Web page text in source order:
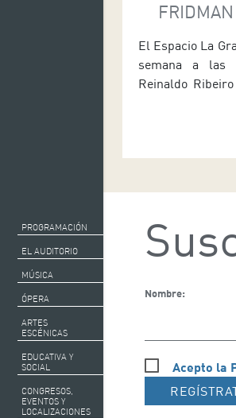
PROGRAMACIÓN
EL AUDITORIO
MÚSICA
ÓPERA
ARTES
ESCÉNICAS
EDUCATIVA Y
SOCIAL
CONGRESOS,
EVENTOS Y
LOCALIZACIONES
El Espacio La
semana a las
Reinaldo
dos Premios
Nombre:
Acepto la